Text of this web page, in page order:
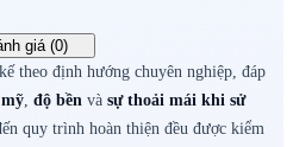
giá (0)
theo định hướng chuyên nghiệp, đáp
, độ bền và sự thoải mái khi sử
quy trình hoàn thiện đều được kiểm